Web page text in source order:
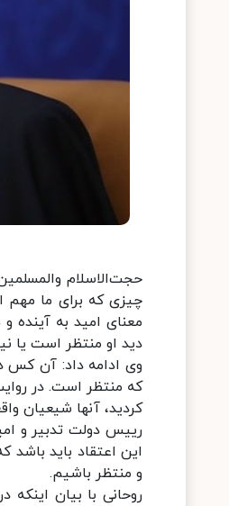
حجت‌الاسلام
چیزی که برای ما مهم
معنای امید به
دید او منتظر است یا
وی ادامه داد: آن کس
که منتظر است. در
کردید، آنها شیعیان
رییس دولت تدبیر و
این اعتقاد باید
و منتظر باشیم.
روحانی با بیان